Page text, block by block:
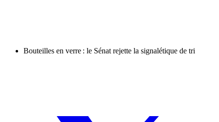
Bouteilles en verre : le Sénat rejette la signalétique de tri